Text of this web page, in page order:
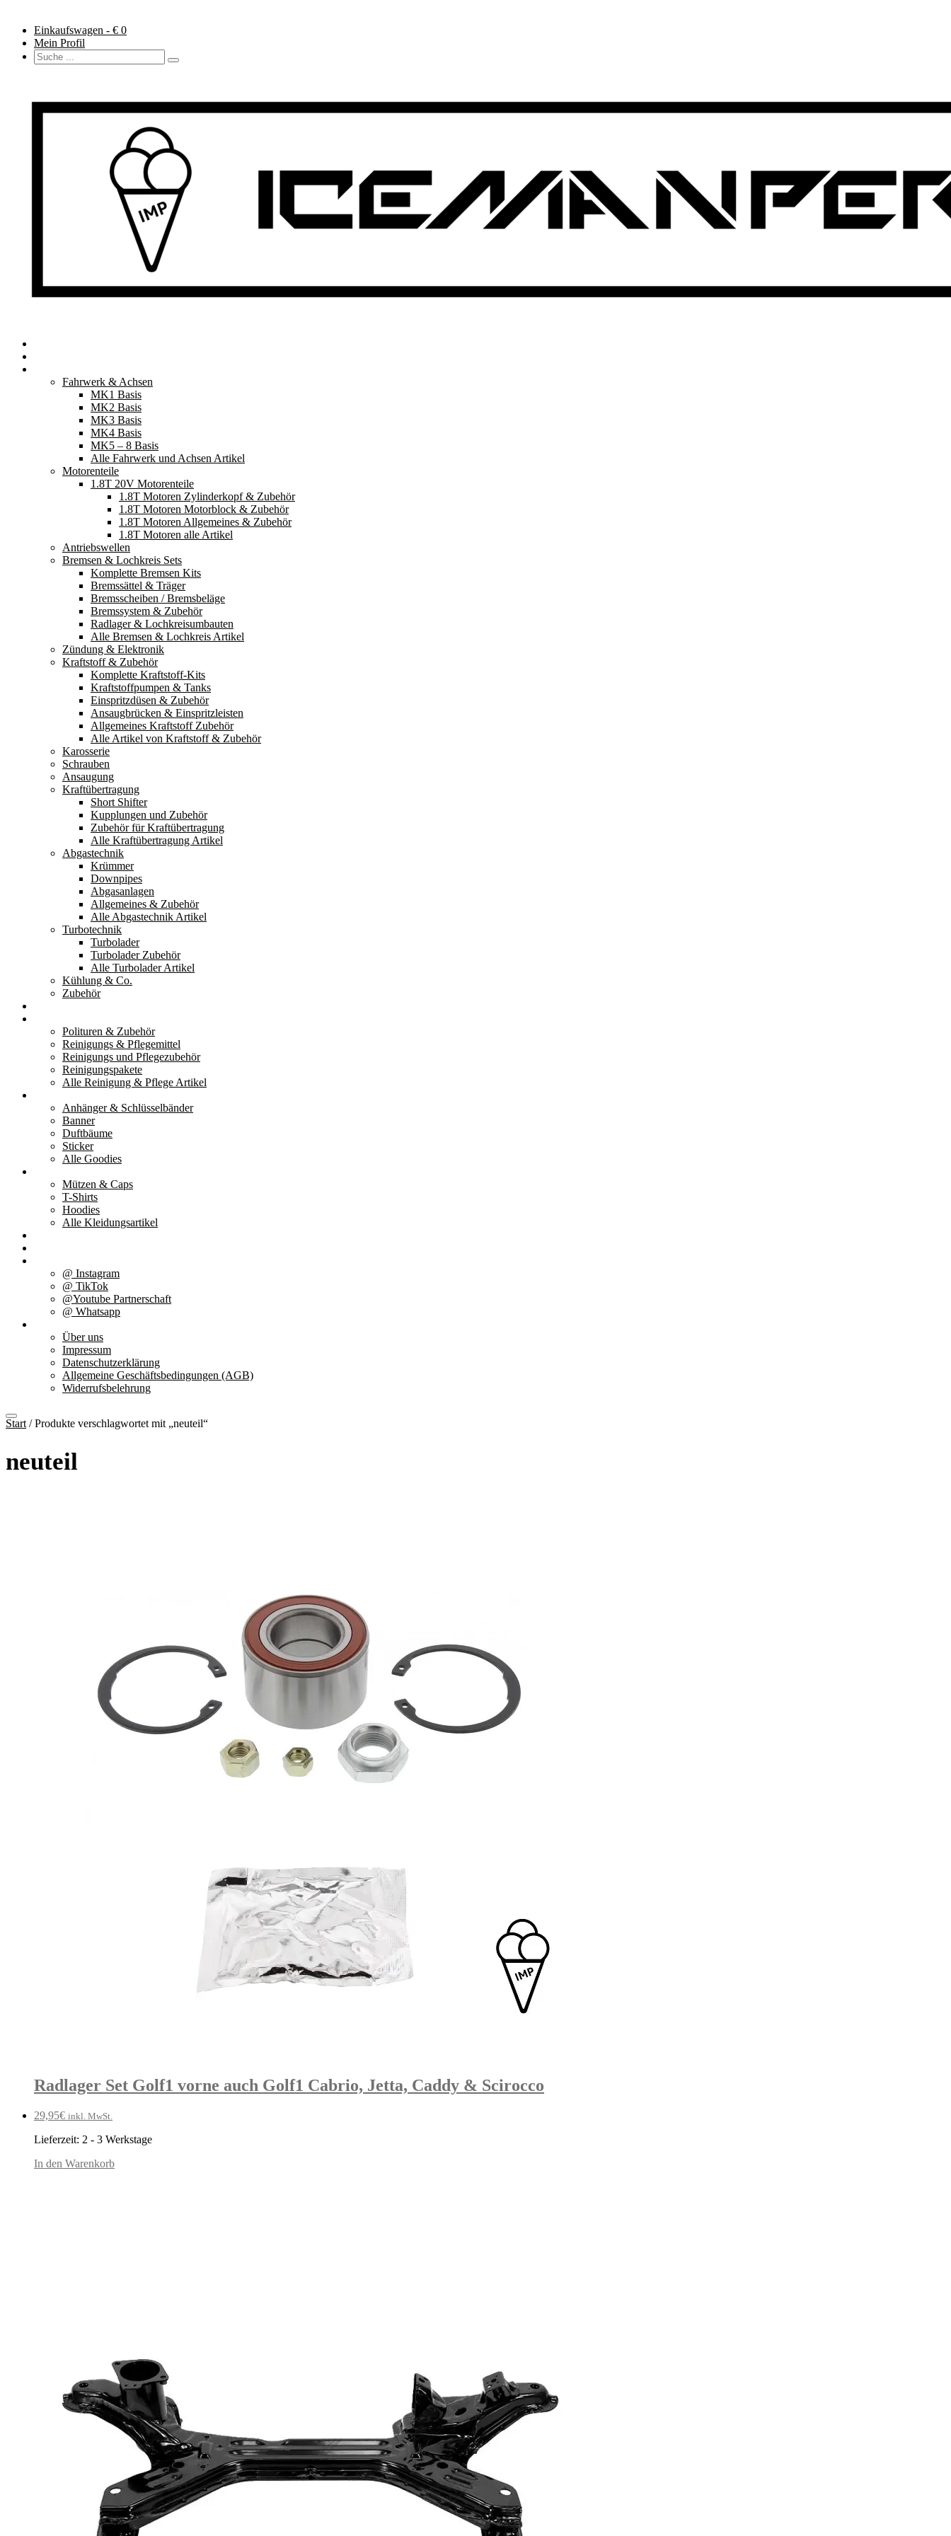
Einkaufswagen - € 0
Mein Profil
Fahrwerk & Achsen
MK1 Basis
MK2 Basis
MK3 Basis
MK4 Basis
MK5 – 8 Basis
Alle Fahrwerk und Achsen Artikel
Motorenteile
1.8T 20V Motorenteile
1.8T Motoren Zylinderkopf & Zubehör
1.8T Motoren Motorblock & Zubehör
1.8T Motoren Allgemeines & Zubehör
1.8T Motoren alle Artikel
Antriebswellen
Bremsen & Lochkreis Sets
Komplette Bremsen Kits
Bremssättel & Träger
Bremsscheiben / Bremsbeläge
Bremssystem & Zubehör
Radlager & Lochkreisumbauten
Alle Bremsen & Lochkreis Artikel
Zündung & Elektronik
Kraftstoff & Zubehör
Komplette Kraftstoff-Kits
Kraftstoffpumpen & Tanks
Einspritzdüsen & Zubehör
Ansaugbrücken & Einspritzleisten
Allgemeines Kraftstoff Zubehör
Alle Artikel von Kraftstoff & Zubehör
Karosserie
Schrauben
Ansaugung
Kraftübertragung
Short Shifter
Kupplungen und Zubehör
Zubehör für Kraftübertragung
Alle Kraftübertragung Artikel
Abgastechnik
Krümmer
Downpipes
Abgasanlagen
Allgemeines & Zubehör
Alle Abgastechnik Artikel
Turbotechnik
Turbolader
Turbolader Zubehör
Alle Turbolader Artikel
Kühlung & Co.
Zubehör
Polituren & Zubehör
Reinigungs & Pflegemittel
Reinigungs und Pflegezubehör
Reinigungspakete
Alle Reinigung & Pflege Artikel
Anhänger & Schlüsselbänder
Banner
Duftbäume
Sticker
Alle Goodies
Mützen & Caps
T-Shirts
Hoodies
Alle Kleidungsartikel
@ Instagram
@ TikTok
@Youtube Partnerschaft
@ Whatsapp
Über uns
Impressum
Datenschutzerklärung
Allgemeine Geschäftsbedingungen (AGB)
Widerrufsbelehrung
Start / Produkte verschlagwortet mit „neuteil“
neuteil
Radlager Set Golf1 vorne auch Golf1 Cabrio, Jetta, Caddy & Scirocco
29,95€ inkl. MwSt.
Lieferzeit: 2 - 3 Werkstage
In den Warenkorb